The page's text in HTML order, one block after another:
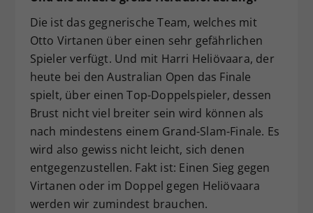
Die ist das gegnerische Team, welches mit
Otto Virtanen über einen sehr gefährlichen
Spieler verfügt. Und mit Harri Heliövaara, der
heute bei den Australian Open das Finale
spielt, über einen Top-Doppelspieler, dessen
Brust nicht viel breiter sein wird können als
nach mindestens einem Grand-Slam-Finale. Es
wird also gewiss nicht leicht, sich denen
entgegenzustellen. Fakt ist: Einen Sieg gegen
Virtanen oder im Doppel gegen Heliövaara
werden wir zumindest brauchen.